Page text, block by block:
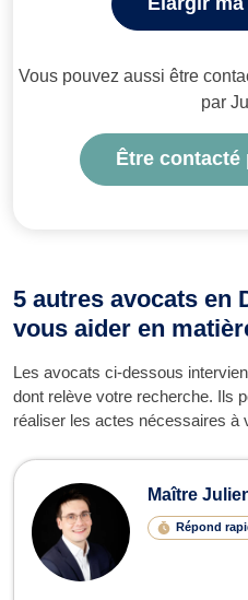
Vous pouvez aussi être
par
Être contacté
5 autres avocats en
vous aider en
Les avocats ci-dessous
dont relève votre recherche. Ils
réaliser les actes nécessaires à
Maître
Répond